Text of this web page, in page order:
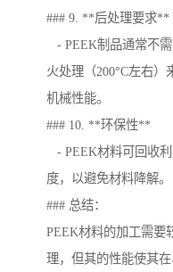
### 9. **后处理要求**
- PEEK制品通常不
火处理（200°C左右
机械性能。
### 10. **环保性**
- PEEK材料可回收
度，以避免材料降解。
### 总结：
PEEK材料的加工需要
理，但其的性能使其